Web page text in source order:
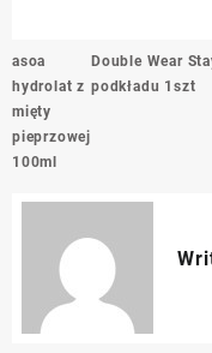
Nawigacja
wpisu
asoa
hydrolat z
mięty
pieprzowej
100ml
Double Wear
podkładu 1szt